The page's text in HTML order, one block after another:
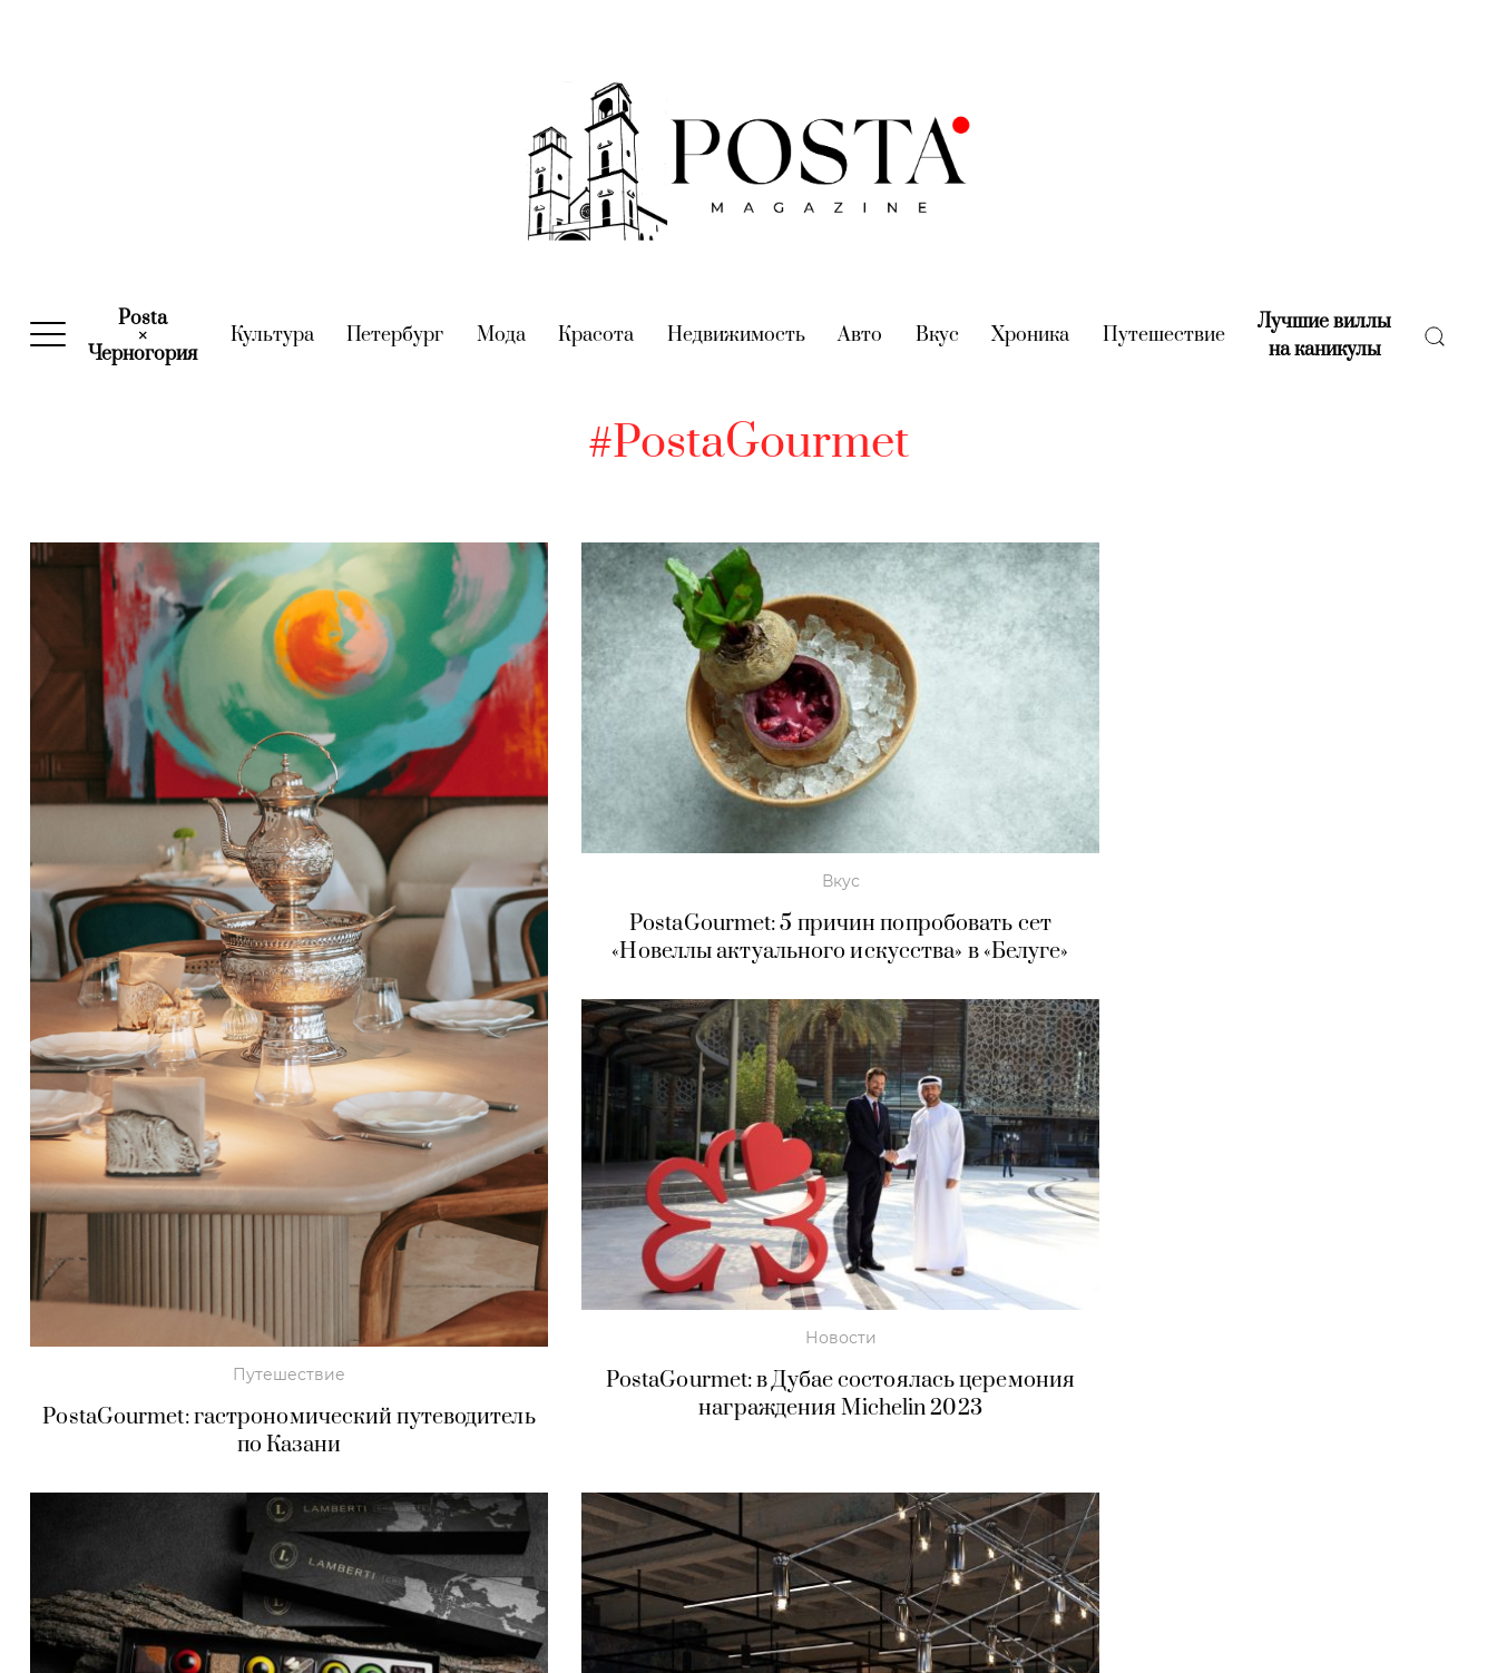
Posta
×
Черногория(current)
Культура(current)
Петербург (current)
Мода(current)
Красота (current)
Недвижимость(current)
Авто (current)
Вкус (current)
Хроника (current)
Путешествие(current)
Лучшие виллы
на каникулы(current)
#PostaGourmet
Путешествие
PostaGourmet: гастрономический путеводитель
по Казани
Вкус
PostaGourmet: 5 причин попробовать сет
«Новеллы актуального искусства» в «Белуге»
Новости
PostaGourmet: в Дубае состоялась церемония
награждения Michelin 2023